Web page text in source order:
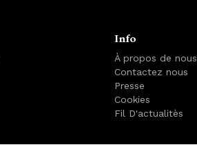
Info
À propos de nous
Contactez nous
Presse
Cookies
Fil D'actualitès